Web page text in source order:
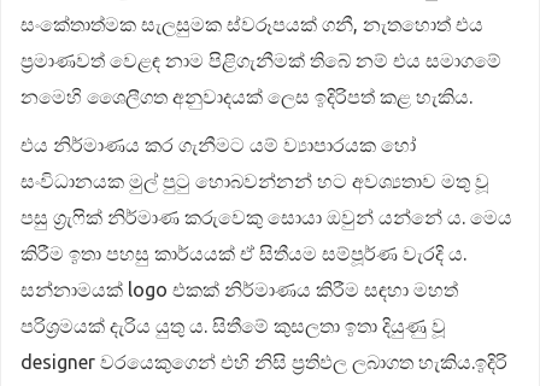
සංකේතාත්මක සැලසුමක ස්වරූපයක් ගනී, නැතහොත් එය
ප්‍රමාණවත් වෙළඳ නාම පිළිගැනීමක් තිබේ නම් එය සමාගමේ
නමෙහි ශෛලීගත අනුවාදයක් ලෙස ඉදිරිපත් කළ හැකිය.
එය නිර්මාණය කර ගැනීමට යම් ව්‍යාපාරයක හෝ
සංවිධානයක මුල් පුටු හොබවන්නන් හට අවශ්‍යතාව මතු වූ
පසු ග්‍රැෆික් නිර්මාණ කරුවෙකු සොයා ඔවුන් යන්නේ ය. මෙය
කිරීම ඉතා පහසු කාර්යයක් ඒ සිතීයම සම්පූර්ණ වැරදි ය.
සන්නාමයක් logo එකක් නිර්මාණය කිරීම සඳහා මහත්
පරිශ්‍රමයක් දැරිය යුතු ය. සිතීමේ කුසලතා ඉතා දියුණු වූ
designer වරයෙකුගෙන් එහි නිසි ප්‍රතිඵල ලබාගත හැකිය.ඉදිරි